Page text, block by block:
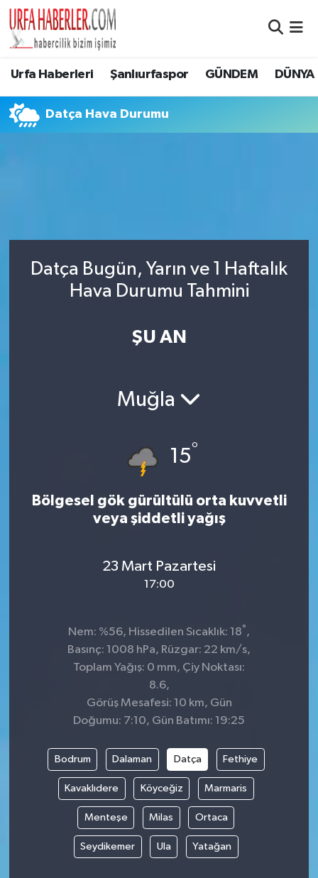
Urfa Haberleri Şanlıurfaspor GÜNDEM DÜNYA
Datça Hava Durumu
Datça Bugün, Yarın ve 1 Haftalık
Hava Durumu Tahmini
ŞU AN
Muğla
15°
Bölgesel gök gürültülü orta kuvvetli
veya şiddetli yağış
23 Mart Pazartesi
17:00
Nem: %56, Hissedilen Sıcaklık: 18°,
Basınç: 1008 hPa, Rüzgar: 22 km/s,
Toplam Yağış: 0 mm, Çiy Noktası:
8.6,
Görüş Mesafesi: 10 km, Gün
Doğumu: 7:10, Gün Batımı: 19:25
Bodrum Dalaman Datça Fethiye
Kavaklıdere Köyceğiz Marmaris
Menteşe Milas Ortaca
Seydikemer Ula Yatağan
Şanlıurfa Nöbetçi Eczaneler
Son Dakika Haberleri